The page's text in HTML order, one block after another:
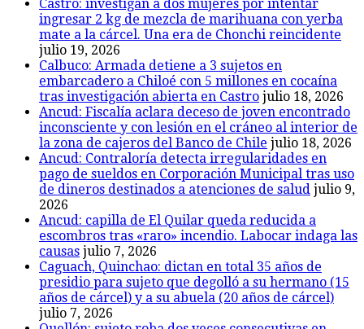
Castro: investigan a dos mujeres por intentar
ingresar 2 kg de mezcla de marihuana con yerba
mate a la cárcel. Una era de Chonchi reincidente
julio 19, 2026
Calbuco: Armada detiene a 3 sujetos en
embarcadero a Chiloé con 5 millones en cocaína
tras investigación abierta en Castro julio 18, 2026
Ancud: Fiscalía aclara deceso de joven encontrado
inconsciente y con lesión en el cráneo al interior de
la zona de cajeros del Banco de Chile julio 18, 2026
Ancud: Contraloría detecta irregularidades en
pago de sueldos en Corporación Municipal tras uso
de dineros destinados a atenciones de salud julio 9,
2026
Ancud: capilla de El Quilar queda reducida a
escombros tras «raro» incendio. Labocar indaga las
causas julio 7, 2026
Caguach, Quinchao: dictan en total 35 años de
presidio para sujeto que degolló a su hermano (15
años de cárcel) y a su abuela (20 años de cárcel)
julio 7, 2026